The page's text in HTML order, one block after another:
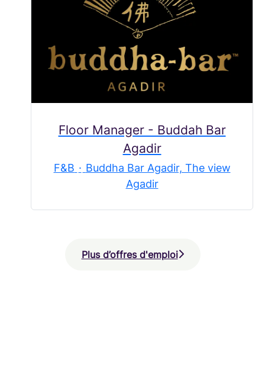
Floor Manager - Buddah Bar
Agadir
F&B · Buddha Bar Agadir, The view
Agadir
Plus d’offres d'emploi